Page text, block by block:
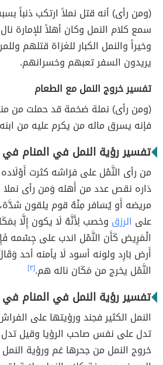
(ومن رأى) أنه قتل نملاً ارتكب ذنباً
سمع كلام النمل وكان أهلاً للإمارة
وخيراً والنمل الكبار للغزاة قتلهم
يريدون السفر تعبهم وخسرانهم.
تفسير خروج النمل مع الطعام
(ومن رأى) نملة ضخمة قد حملت من
فإنه يسرق ماله من يكرم عليه من
تفسير رؤية النمل في المنام في
من رأى النَّمْل على فرَاشه كثرت
دَاره نقص عدد من أَهله وَمن رأى
مريضه أَو يُسَافر مِنْهُ قوم يلقون
على الرزق وخصب لِأَنَّهُ لَا يكون إِلَّا
الْمَرِيض كَأَن النَّمْل اندب على جِسْمه
أَرض بَارِد ولونه أسود لَا يأمنه أحد
النَّمْل يخرج من مَكَان ناله هم.[٣]
تفسير رؤية النمل في المنام
النمل الكثير فجند ورؤيتها على
تدل على نفس صاحب الرؤيا وقيل تدل
خروج النمل من جحرها غم ورؤية